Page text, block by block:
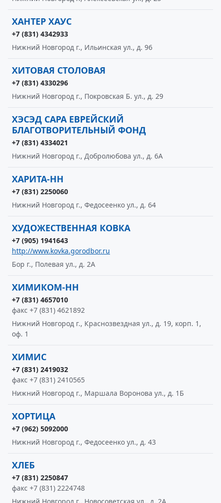
ХАНТЕР ХАУС
+7 (831) 4342933
Нижний Новгород г., Ильинская ул., д. 96
ХИТОВАЯ СТОЛОВАЯ
+7 (831) 4330296
Нижний Новгород г., Покровская Б. ул., д. 29
ХЭСЭД САРА ЕВРЕЙСКИЙ
БЛАГОТВОРИТЕЛЬНЫЙ ФОНД
+7 (831) 4334021
Нижний Новгород г., Добролюбова ул., д. 6А
ХАРИТА-НН
+7 (831) 2250060
Нижний Новгород г., Федосеенко ул., д. 64
ХУДОЖЕСТВЕННАЯ КОВКА
+7 (905) 1941643
http://www.kovka.gorodbor.ru
Бор г., Полевая ул., д. 2А
ХИМИКОМ-НН
+7 (831) 4657010
факс +7 (831) 4621892
Нижний Новгород г., Краснозвездная ул., д. 19, корп. 1,
оф. 1
ХИМИС
+7 (831) 2419032
факс +7 (831) 2410565
Нижний Новгород г., Маршала Воронова ул., д. 1Б
ХОРТИЦА
+7 (962) 5092000
Нижний Новгород г., Федосеенко ул., д. 43
ХЛЕБ
+7 (831) 2250847
факс +7 (831) 2224748